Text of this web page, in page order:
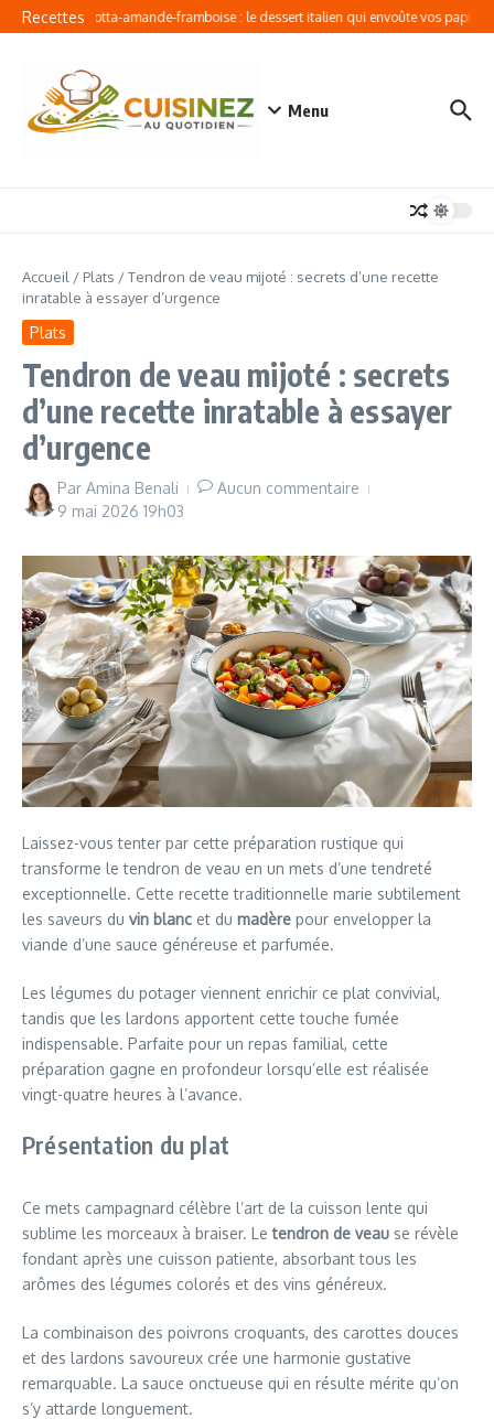
Aller au contenu
Recettes
Fondant ricotta-amande-framboise : le dessert italien qui envoûte vos papilles
Menu
Accueil / Plats /Tendron de veau mijoté : secrets d’une recette
inratable à essayer d’urgence
Plats
Tendron de veau mijoté : secrets
d’une recette inratable à essayer
d’urgence
Par Amina Benali
Aucun commentaire
9 mai 2026 19h03
Laissez-vous tenter par cette préparation rustique qui
transforme le tendron de veau en un mets d’une tendreté
exceptionnelle. Cette recette traditionnelle marie subtilement
les saveurs du vin blanc et du madère pour envelopper la
viande d’une sauce généreuse et parfumée.
Les légumes du potager viennent enrichir ce plat convivial,
tandis que les lardons apportent cette touche fumée
indispensable. Parfaite pour un repas familial, cette
préparation gagne en profondeur lorsqu’elle est réalisée
vingt-quatre heures à l’avance.
Présentation du plat
Ce mets campagnard célèbre l’art de la cuisson lente qui
sublime les morceaux à braiser. Letendron de veau se révèle
fondant après une cuisson patiente, absorbant tous les
arômes des légumes colorés et des vins généreux.
La combinaison des poivrons croquants, des carottes douces
et des lardons savoureux crée une harmonie gustative
remarquable. La sauce onctueuse qui en résulte mérite qu’on
s’y attarde longuement.